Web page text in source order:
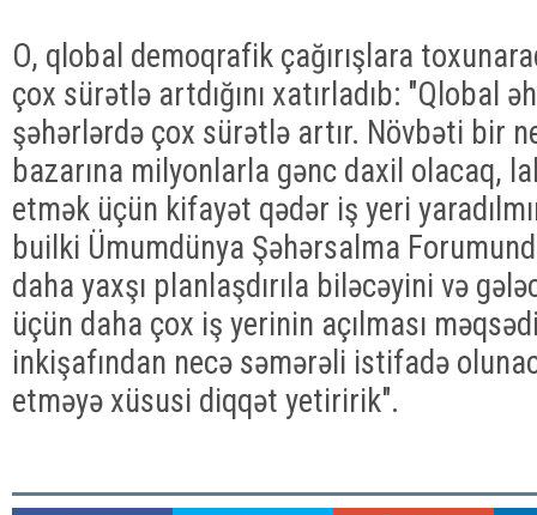
O, qlobal demoqrafik çağırışlara
çox sürətlə artdığını xatırladıb: "Qlobal
şəhərlərdə çox sürətlə artır. Növbəti bir
bazarına milyonlarla gənc daxil olacaq,
etmək üçün kifayət qədər iş yeri
builki Ümumdünya Şəhərsalma
daha yaxşı planlaşdırıla biləcəyini və
üçün daha çox iş yerinin açılması
inkişafından necə səmərəli istifadə
etməyə xüsusi diqqət yetiririk".